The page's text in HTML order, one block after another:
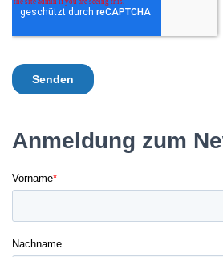
Anmeldung zum